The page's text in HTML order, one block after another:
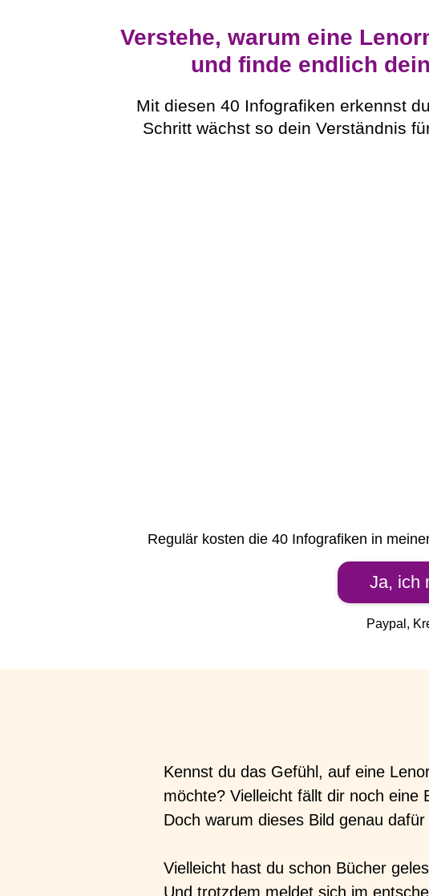
Verstehe, warum eine
und finde endlich
Mit diesen 40 Infografiken erkennst
Schritt wächst so dein Verständnis
Regulär kosten die 40 Infografiken in
Ja, ich
Paypal,
Kennst du das Gefühl, auf eine
möchte? Vielleicht fällt dir noch eine
Doch warum dieses Bild genau
Vielleicht hast du schon Bücher
Und trotzdem meldet sich im